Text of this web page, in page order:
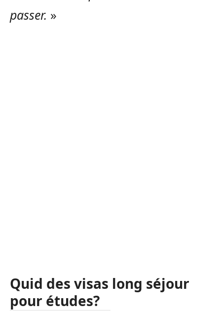
passer. »
Quid des visas long séjour
pour études?